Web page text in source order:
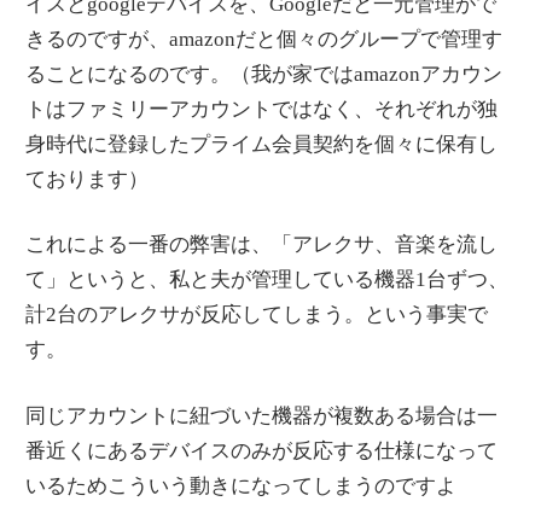
きるのですが、amazonだと個々のグループで管理す
ることになるのです。（我が家ではamazonアカウン
トはファミリーアカウントではなく、それぞれが独
身時代に登録したプライム会員契約を個々に保有し
ております）
これによる一番の弊害は、「アレクサ、音楽を流し
て」というと、私と夫が管理している機器1台ずつ、
計2台のアレクサが反応してしまう。という事実で
す。
同じアカウントに紐づいた機器が複数ある場合は一
番近くにあるデバイスのみが反応する仕様になって
いるためこういう動きになってしまうのですよ